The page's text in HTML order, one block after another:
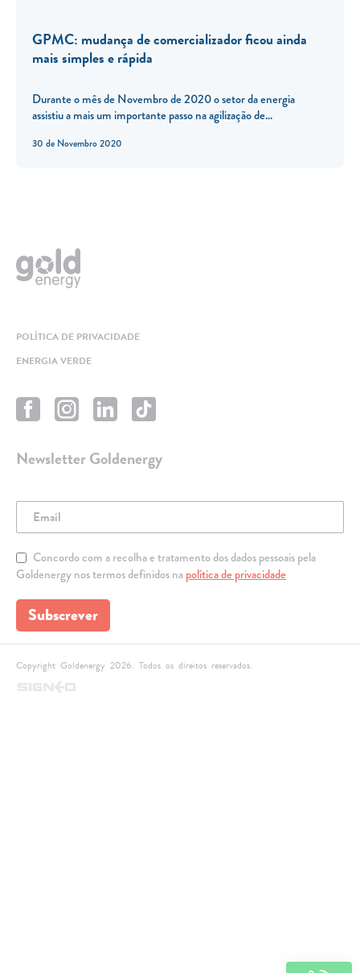
30 de Novembro 2020
GPMC: mudança de comercializador ficou ainda
mais simples e rápida
Durante o mês de Novembro de 2020 o setor da energia
assistiu a mais um importante passo na agilização de...
POLÍTICA DE PRIVACIDADE
ENERGIA VERDE
Newsletter Goldenergy
Concordo com a recolha e tratamento dos dados pessoais pela
Goldenergy nos termos definidos napolítica de privacidade
Subscrever
Copyright Goldenergy 2026. Todos os direitos reservados.